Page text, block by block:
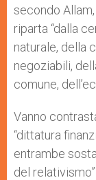
secondo Allam,
riparta “dalla
naturale, della
negoziabili,
comune,
Vanno
“dittatura
entrambe
del relativismo”.